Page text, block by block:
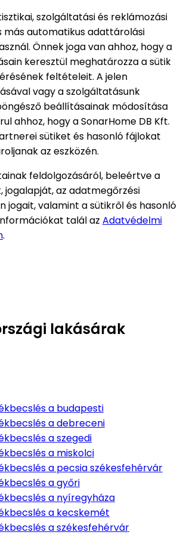
szolgáltatási és reklámozási
más automatikus adattárolási
Önnek joga van ahhoz, hogy a
keresztül meghatározza a sütik
feltételeit. A jelen
vagy a szolgáltatásunk
beállításainak módosítása
ahhoz, hogy a SonarHome DB Kft.
sütiket és hasonló fájlokat
az eszközén.
feldolgozásáról, beleértve a
jogalapját, az adatmegőrzési
jogait, valamint a sütikről és hasonló
talál az Adatvédelmi
.
lakásárak
a budapesti
a debreceni
a szegedi
a miskolci
a pecsia székesfehérvár
a győri
a nyíregyháza
a kecskemét
a székesfehérvár